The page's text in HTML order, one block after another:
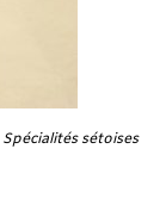
Spécialités sétoises